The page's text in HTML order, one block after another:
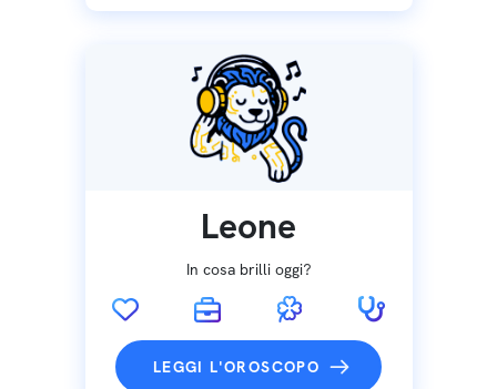
Leone
In cosa brilli oggi?
LEGGI L'OROSCOPO